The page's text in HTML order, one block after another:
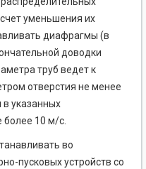
уменьшения их
диафрагмы (в
доводки
труб ведет к
отверстия не менее
указанных
более 10 м/с.
во
пусковых устройств со